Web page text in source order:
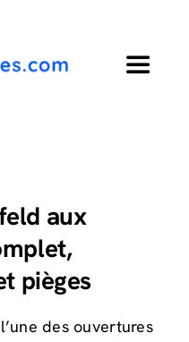
Toggle
aux
pièges
des ouvertures